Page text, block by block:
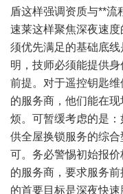
盾这样强调资质与**流
速莱这样聚焦深夜速度
须优先满足的基础底
明，技师必须能提供
前提。对于遥控钥匙
的服务商，他们能在
烦。可暂缓考虑的是
供全屋换锁服务的综
可。务必警惕初始报价
的服务商，要求服务
的首要目标是深夜快